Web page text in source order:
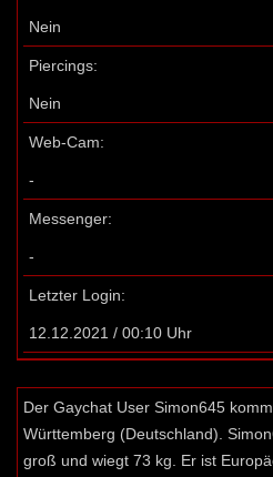
Nein
Piercings:
Nein
Web-Cam:
-
Messenger:
-
Letzter Login:
12.12.2021 / 00:10 Uhr
Der Gaychat User Simon645
Württemberg (Deutschland).
groß und wiegt 73 kg. Er ist